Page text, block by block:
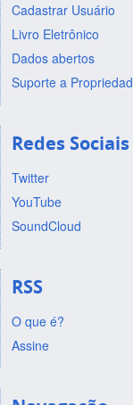
Cadastrar Usuário
Livro Eletrônico
Dados abertos
Suporte a
Redes Sociais
Twitter
YouTube
SoundCloud
RSS
O que é?
Assine